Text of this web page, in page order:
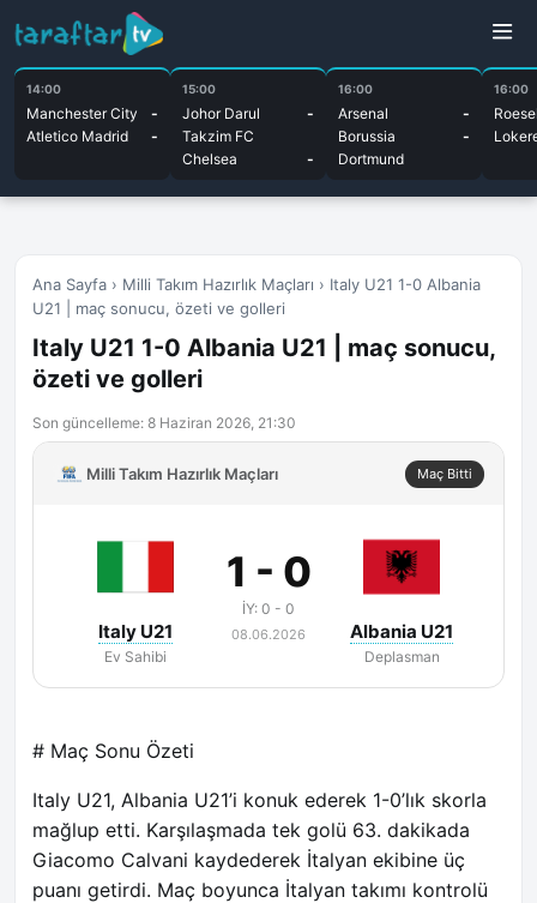
14:00
Manchester City
-
Atletico Madrid
-
15:00
Johor Darul
Takzim FC
-
Chelsea -
16:00
Arsenal
-
Borussia
Dortmund
-
16:00
Ana Sayfa › Milli Takım Hazırlık Maçları › Italy U21 1-0 Albania
U21 | maç sonucu, özeti ve golleri
Italy U21 1-0 Albania U21 | maç sonucu,
özeti ve golleri
Son güncelleme: 8 Haziran 2026, 21:30
Milli Takım Hazırlık Maçları Maç Bitti
Italy U21
Ev Sahibi
1 - 0
İY: 0 - 0
08.06.2026 Albania U21
Deplasman
# Maç Sonu Özeti
Italy U21, Albania U21’i konuk ederek 1-0’lık skorla
mağlup etti. Karşılaşmada tek golü 63. dakikada
Giacomo Calvani kaydederek İtalyan ekibine üç
puanı getirdi. Maç boyunca İtalyan takımı kontrolü